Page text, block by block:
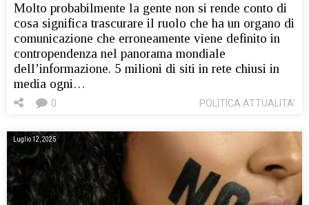
Molto probabilmente la gente non si rende conto di
cosa significa trascurare il ruolo che ha un organo di
comunicazione che erroneamente viene definito in
contropendenza nel panorama mondiale
dell’informazione. 5 milioni di siti in rete chiusi in
media ogni…
POLITICA ATTUALITA'
0
Luglio 12, 2025